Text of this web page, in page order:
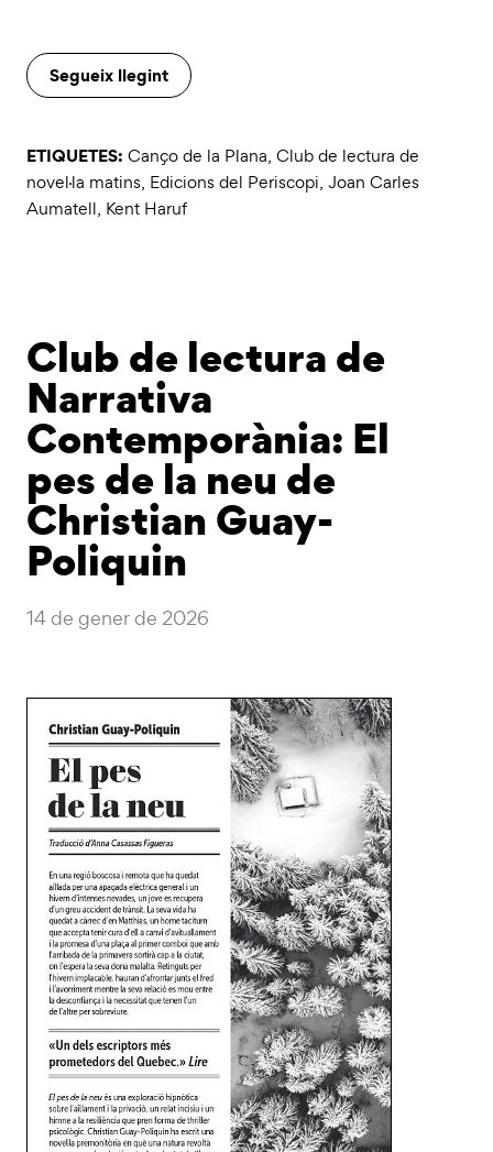
Segueix llegint
ETIQUETES: Canço de la Plana, Club de lectura de
novel·la matins, Edicions del Periscopi, Joan Carles
Aumatell, Kent Haruf
Club de lectura de
Narrativa
Contemporània: El
pes de la neu de
Christian Guay-
Poliquin
14 de gener de 2026